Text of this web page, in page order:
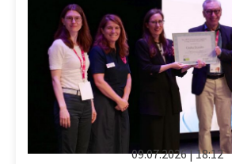
09.07.2026 | 18:12